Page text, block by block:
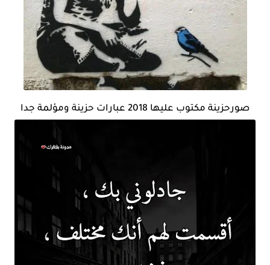
صورحزينة مكتوب عليها 2018 عبارات حزينة ومؤلمة جدا